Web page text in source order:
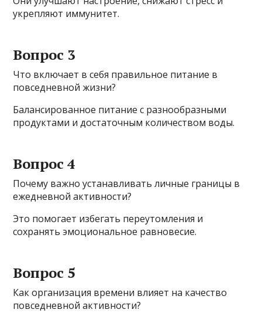
укрепляют иммунитет.
Вопрос 3
Что включает в себя правильное питание в
повседневной жизни?
Балансированное питание с разнообразными
продуктами и достаточным количеством воды.
Вопрос 4
Почему важно устанавливать личные границы в
ежедневной активности?
Это помогает избегать переутомления и
сохранять эмоциональное равновесие.
Вопрос 5
Как организация времени влияет на качество
повседневной активности?